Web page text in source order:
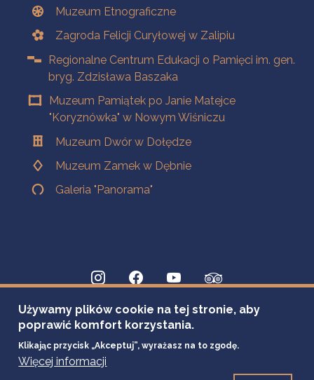
Muzeum Etnograficzne
Zagroda Felicji Curyłowej w Zalipiu
Regionalne Centrum Edukacji o Pamięci im. gen.
bryg. Zdzisława Baszaka
Muzeum Pamiątek po Janie Matejce
"Koryznówka" w Nowym Wiśniczu
Muzeum Dwór w Dołędze
Muzeum Zamek w Dębnie
Galeria "Panorama"
Używamy plików cookie na tej stronie, aby
poprawić komfort korzystania.
Klikając przycisk „Akceptuj”, wyrażasz na to zgodę.
Więcej informacji